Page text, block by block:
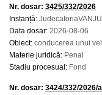
Nr. dosar: 3425/332/2026
Instanță:
Data dosar: 2026-08-06
Obiect: conducerea unui
Materie juridică: Penal
Stadiu procesual: Fond
Nr. dosar: 3424/332/2026/